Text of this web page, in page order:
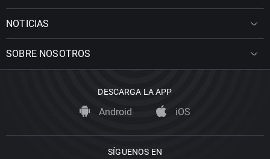
NOTICIAS
SOBRE NOSOTROS
DESCARGA LA APP
Android iOS
SÍGUENOS EN